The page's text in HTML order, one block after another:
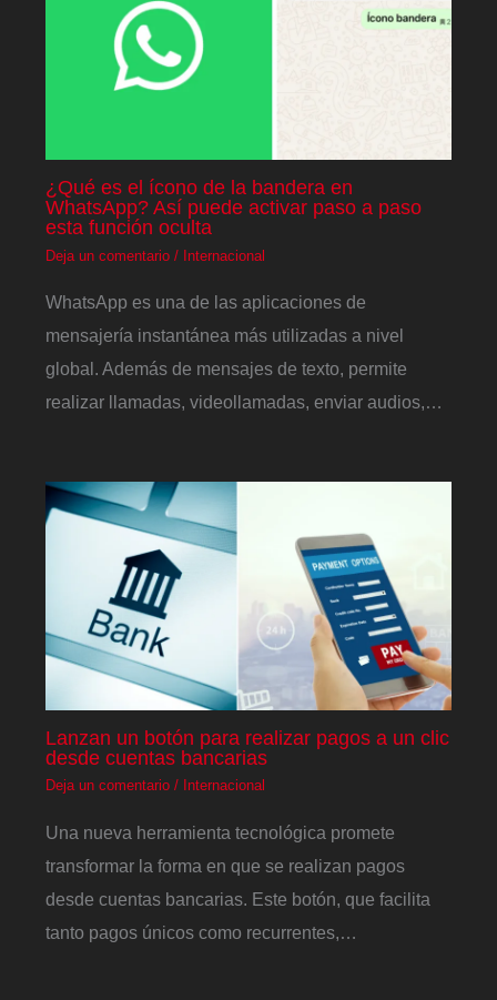
¿Qué es el ícono de la bandera en
WhatsApp? Así puede activar paso a paso
esta función oculta
Deja un comentario / Internacional
WhatsApp es una de las aplicaciones de
mensajería instantánea más utilizadas a nivel
global. Además de mensajes de texto, permite
realizar llamadas, videollamadas, enviar audios,…
Lanzan un botón para realizar pagos a un clic
desde cuentas bancarias
Deja un comentario / Internacional
Una nueva herramienta tecnológica promete
transformar la forma en que se realizan pagos
desde cuentas bancarias. Este botón, que facilita
tanto pagos únicos como recurrentes,…